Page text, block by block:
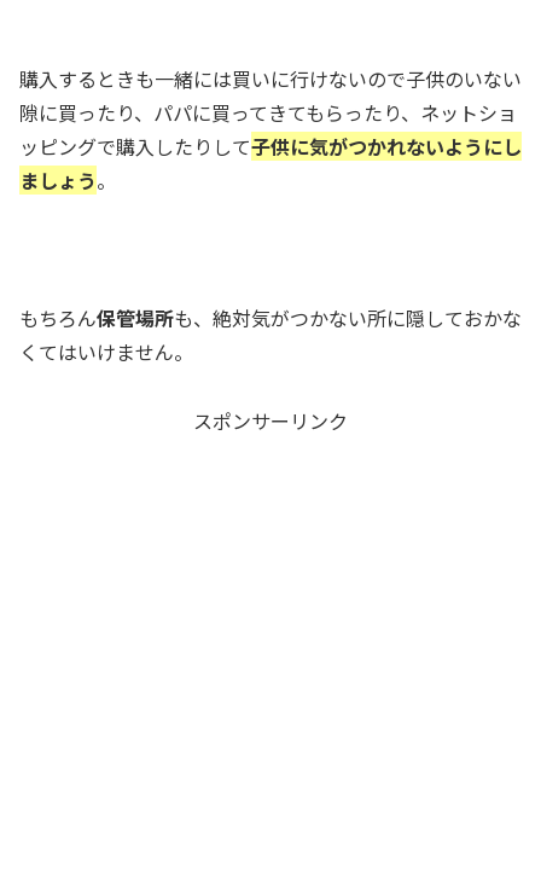
購入するときも一緒には買いに行けないので子供のいない
隙に買ったり、パパに買ってきてもらったり、ネットショ
ッピングで購入したりして子供に気がつかれないようにし
ましょう。
もちろん保管場所も、絶対気がつかない所に隠しておかな
くてはいけません。
スポンサーリンク